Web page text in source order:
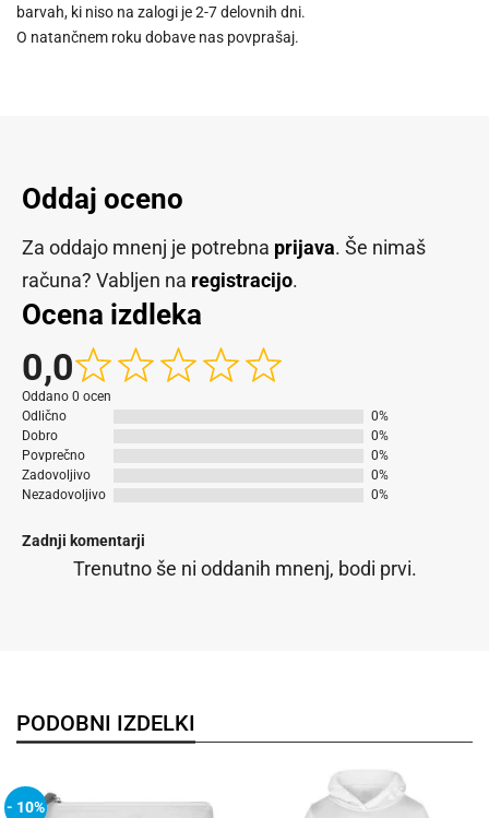
barvah, ki niso na zalogi je 2-7 delovnih dni.
O natančnem roku dobave nas povprašaj.
Oddaj oceno
Za oddajo mnenj je potrebna prijava. Še nimaš
računa? Vabljen na registracijo.
Ocena izdleka
0,0
Oddano 0 ocen
Odlično
0%
Dobro
0%
Povprečno
0%
Zadovoljivo
0%
Nezadovoljivo
0%
Zadnji komentarji
Trenutno še ni oddanih mnenj, bodi prvi.
PODOBNI IZDELKI
- 10%